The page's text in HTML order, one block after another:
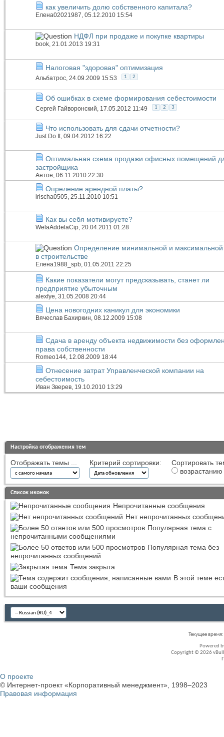
как увеличить долю собственного капитала?
Елена02021987, 05.12.2010 15:54
НДФЛ при продаже и покупке квартиры
book, 21.01.2013 19:31
Налоговая "здоровая" оптимизация
Альбатрос, 24.09.2009 15:53 1 2
Об ошибках в схеме формирования себестоимости
Сергей Гайворонский , 17.05.2012 11:49 1 2 3
Что использовать для сдачи отчетности?
Just Do It, 09.04.2012 16:22
Оптимальная схема продажи офисных помещений
застройщика
Антон , 06.11.2010 22:30
Опреление арендной платы?
irischa0505, 25.11.2010 10:51
Как вы себя мотивируете?
WelaAddelaCip , 20.04.2011 01:28
Определение минимальной и
в строительстве
Елена1988_spb, 01.05.2011 22:25
Какие показатели могут предсказывать, станет ли
предприятие убыточным
alexfye , 31.05.2008 20:44
Цена новогодних каникул для экономики
Вячеслав Бахиркин, 08.12.2009 15:08
Сдача в аренду объекта недвижимости без
права собственности
Romeo144 , 12.08.2009 18:44
Отнесение затрат Управленческой компании на
себестоимость
Иван Зверев, 19.10.2010 13:29
Настройка отображения тем
Отображать темы ... Критерий сортировки:
Сортировать
возрастанию
Список иконок
Непрочитанные сообщения
Нет непрочитанных
Популярная тема с
непрочитанными сообщениями
Популярная тема без
непрочитанных сообщений
Тема закрыта
В этой теме
ваши сообщения
Текущее время:
Powered
Copyright © 2026
О проекте
© Интернет-проект «Корпоративный менеджмент», 1998–2023
Правовая информация